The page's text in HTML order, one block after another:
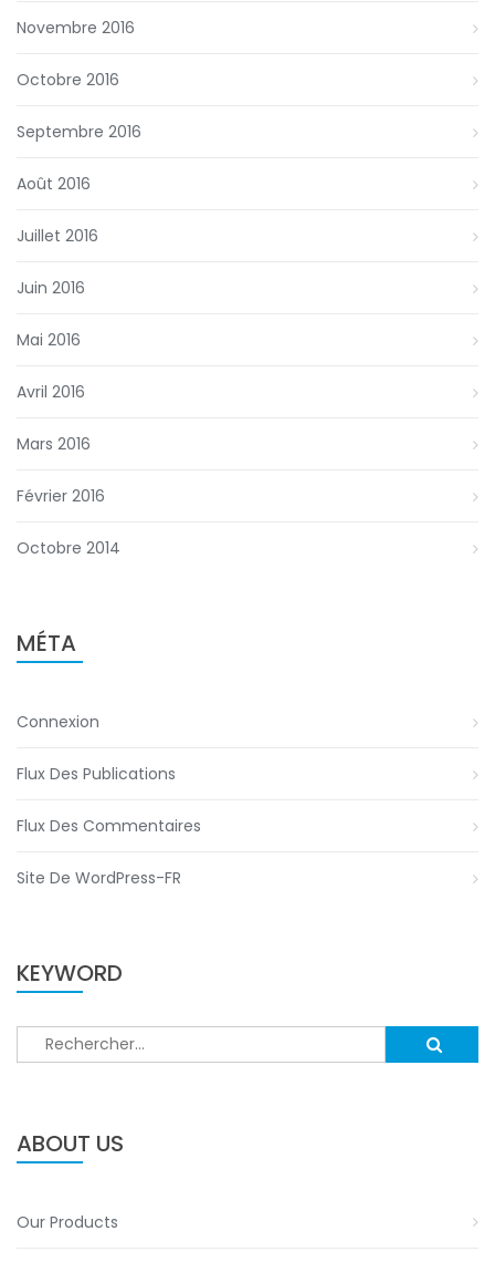
Novembre 2016
Octobre 2016
Septembre 2016
Août 2016
Juillet 2016
Juin 2016
Mai 2016
Avril 2016
Mars 2016
Février 2016
Octobre 2014
MÉTA
Connexion
Flux Des Publications
Flux Des Commentaires
Site De WordPress-FR
KEYWORD
Rechercher :
ABOUT US
Our Products